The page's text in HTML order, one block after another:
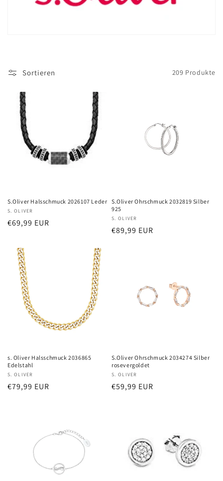
Sortieren 209 Produkte
S.Oliver Halsschmuck 2026107 Leder
Anbieter:
S. OLIVER
Normaler
€69,99 EUR
S.Oliver Ohrschmuck 2032819 Silber
925
Anbieter:
S. OLIVER
Normaler
€89,99 EUR
s. Oliver Halsschmuck 2036865
Edelstahl
Anbieter:
S. OLIVER
Normaler
€79,99 EUR
S.Oliver Ohrschmuck 2034274 Silber
rosevergoldet
Anbieter:
S. OLIVER
Normaler
€59,99 EUR